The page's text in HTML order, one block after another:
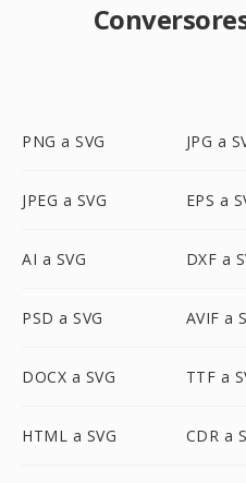
PNG a SVG JPG a
JPEG a SVG EPS a
AI a SVG DXF a
PSD a SVG AVIF a
DOCX a SVG TTF a
HTML a SVG CDR a